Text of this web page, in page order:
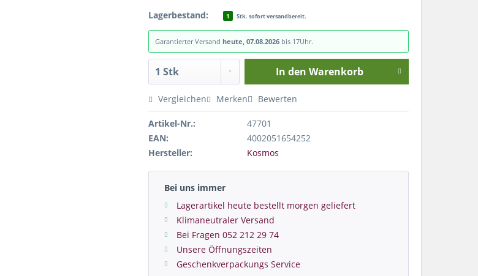
Lagerbestand: 1 Stk. sofort versandbereit.
Garantierter Versand heute, 07.08.2026 bis 17Uhr.
In den Warenkorb
Vergleichen Merken Bewerten
Artikel-Nr.:
47701
EAN:
4002051654252
Hersteller:
Kosmos
Bei uns immer
Lagerartikel heute bestellt morgen geliefert
Klimaneutraler Versand
Bei Fragen 052 212 29 74
Unsere Öffnungszeiten
Geschenkverpackungs Service